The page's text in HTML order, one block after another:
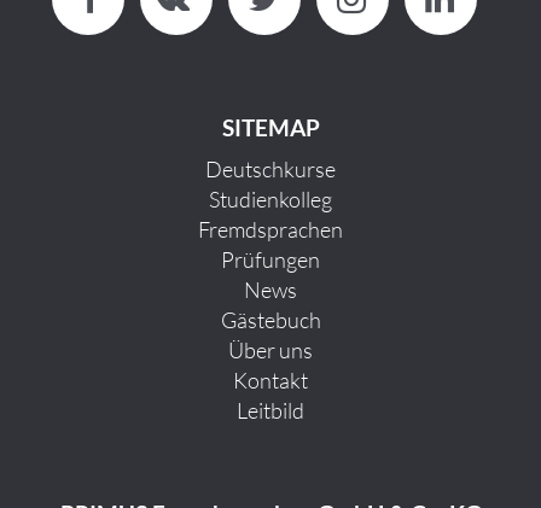
SITEMAP
Deutschkurse
Studienkolleg
Fremdsprachen
Prüfungen
News
Gästebuch
Über uns
Kontakt
Leitbild